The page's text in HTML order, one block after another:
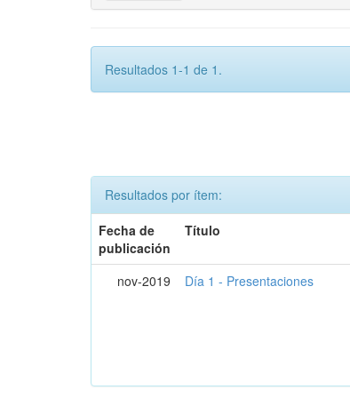
Resultados 1-1 de 1.
Resultados por ítem:
Fecha de
publicación
Título
nov-2019 Día 1 - Presentaciones